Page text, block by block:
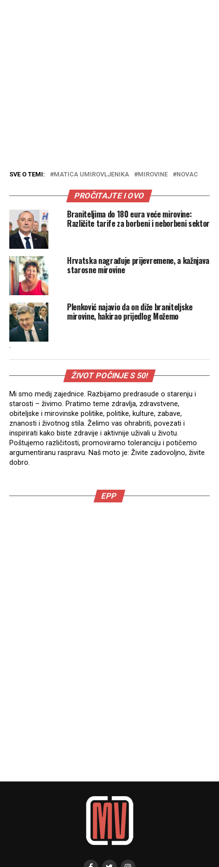
SVE O TEMI: MATICA UMIROVLJENIKA MIROVINE NOVAC
PROČITAJTE I OVO
Braniteljima do 180 eura veće mirovine:
Različite tarife za borbeni i neborbeni sektor
Hrvatska nagrađuje prijevremene, a kažnjava
starosne mirovine
Plenković najavio da on diže braniteljske
mirovine, hakirao prijedlog Možemo
.
ŽIVOT POČINJE S 50!
Mi smo medij zajednice. Razbijamo predrasude o starenju i
starosti – živimo. Pratimo teme zdravlja, zdravstvene,
obiteljske i mirovinske politike, politike, kulture, zabave,
znanosti i životnog stila. Želimo vas ohrabriti, povezati i
inspirirati kako biste zdravije i aktivnije uživali u životu.
Poštujemo različitosti, promoviramo toleranciju i potičemo
argumentiranu raspravu. Naš moto je: Živite zadovoljno, živite
dobro.
EPP